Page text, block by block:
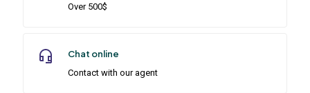
Over 500$
Chat online
Contact with our agent